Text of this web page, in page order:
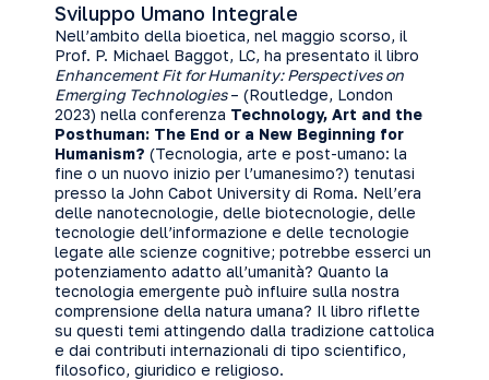
Sviluppo Umano Integrale
Nell’ambito della bioetica, nel maggio scorso, il
Prof. P. Michael Baggot, LC, ha presentato il libro
Enhancement Fit for Humanity: Perspectives on
Emerging Technologies– (Routledge, London
2023) nella conferenza Technology, Art and the
Posthuman: The End or a New Beginning for
Humanism? (Tecnologia, arte e post-umano: la
fine o un nuovo inizio per l’umanesimo?) tenutasi
presso la John Cabot University di Roma. Nell’era
delle nanotecnologie, delle biotecnologie, delle
tecnologie dell’informazione e delle tecnologie
legate alle scienze cognitive; potrebbe esserci un
potenziamento adatto all’umanità? Quanto la
tecnologia emergente può influire sulla nostra
comprensione della natura umana? Il libro riflette
su questi temi attingendo dalla tradizione cattolica
e dai contributi internazionali di tipo scientifico,
filosofico, giuridico e religioso.